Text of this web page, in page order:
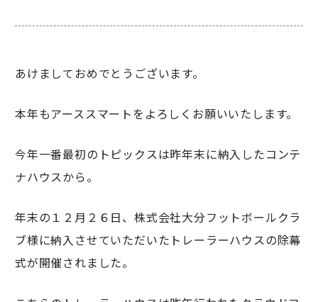
あけましておめでとうございます。
本年もアーススマートをよろしくお願いいたします。
今年一番最初のトピックスは昨年末に納入したコンテ
ナハウスから。
年末の１２月２６日、株式会社大分フットボールクラ
ブ様に納入させていただいたトレーラーハウスの除幕
式が開催されました。